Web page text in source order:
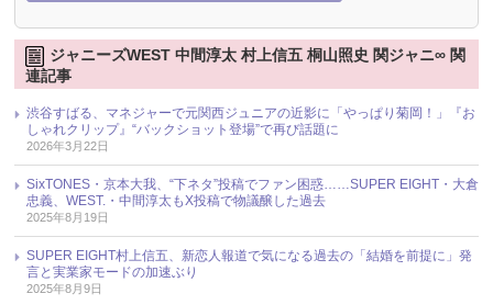
ジャニーズWEST 中間淳太 村上信五 桐山照史 関ジャニ∞ 関
連記事
渋谷すばる、マネジャーで元関西ジュニアの近影に「やっぱり菊岡！」『お
しゃれクリップ』“バックショット登場”で再び話題に
2026年3月22日
SixTONES・京本大我、“下ネタ”投稿でファン困惑……SUPER EIGHT・大倉
忠義、WEST.・中間淳太もX投稿で物議醸した過去
2025年8月19日
SUPER EIGHT村上信五、新恋人報道で気になる過去の「結婚を前提に」発
言と実業家モードの加速ぶり
2025年8月9日